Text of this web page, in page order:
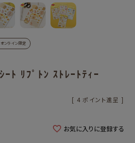
ンライン限定
ｰﾄ ﾘﾌﾟﾄﾝ ｽﾄﾚｰﾄﾃｨｰ
[ 4 ポイント進呈 ]
お気に入りに登録する